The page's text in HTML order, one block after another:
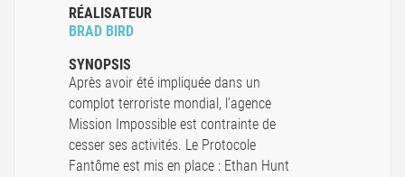
RÉALISATEUR
BRAD BIRD
SYNOPSIS
Après avoir été impliquée dans un
complot terroriste mondial, l’agence
Mission Impossible est contrainte de
cesser ses activités. Le Protocole
Fantôme est mis en place : Ethan Hunt